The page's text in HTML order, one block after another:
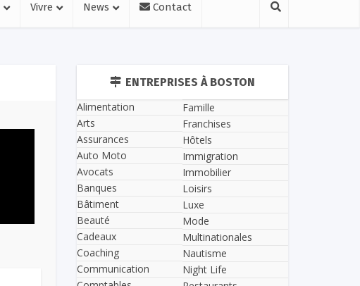
Vivre News Contact
ENTREPRISES À BOSTON
Alimentation
Arts
Assurances
Auto Moto
Avocats
Banques
Bâtiment
Beauté
Cadeaux
Coaching
Communication
Famille
Franchises
Hôtels
Immigration
Immobilier
Loisirs
Luxe
Mode
Multinationales
Nautisme
Night Life